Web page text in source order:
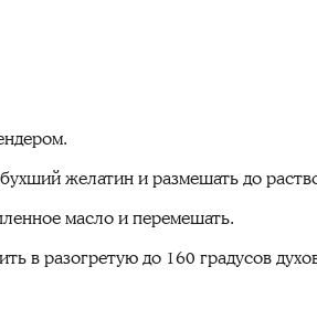
желатин и размешать до
масло и перемешать.
в разогретую до 160 градусов